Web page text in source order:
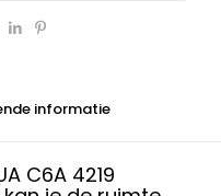
informatie
C6A 4219